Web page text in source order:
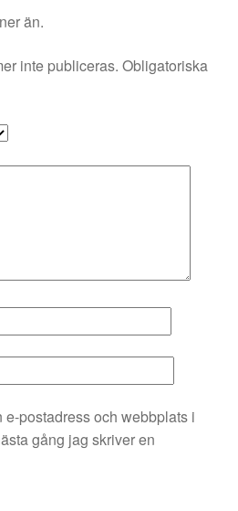
än.
inte publiceras. Obligatoriska
e-postadress och webbplats i
gång jag skriver en